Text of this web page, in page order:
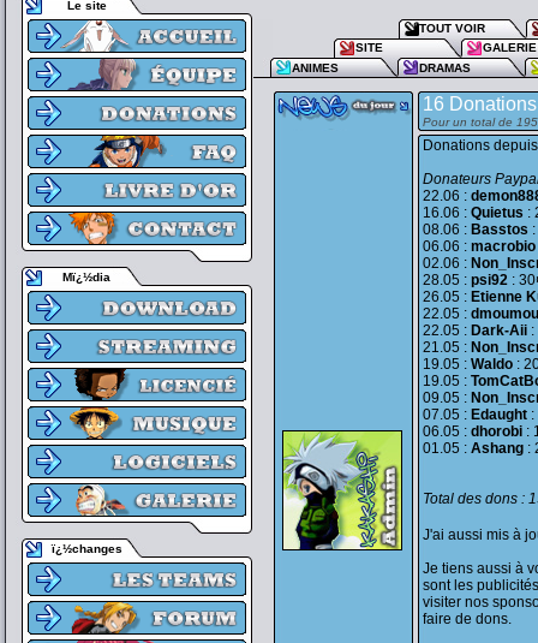
Le site
Mï¿½dia
ï¿½changes
TOUT VOIR
SITE
GALERIE
ANIMES
DRAMAS
16
Pour un total de
Donations
Donateurs
22.06 :
16.06 : Quietus :
08.06 : Basstos
06.06 : macrobio
02.06 :
28.05 : psi92 :
26.05 : Etienne
22.05 : dmoumou
22.05 : Dark-Aii
21.05 :
19.05 : Waldo :
19.05 :
09.05 :
07.05 : Edaught
06.05 : dhorobi :
01.05 : Ashang :
Total des dons :
J'ai aussi mis à
Je tiens aussi à
sont les
visiter nos
faire de dons.